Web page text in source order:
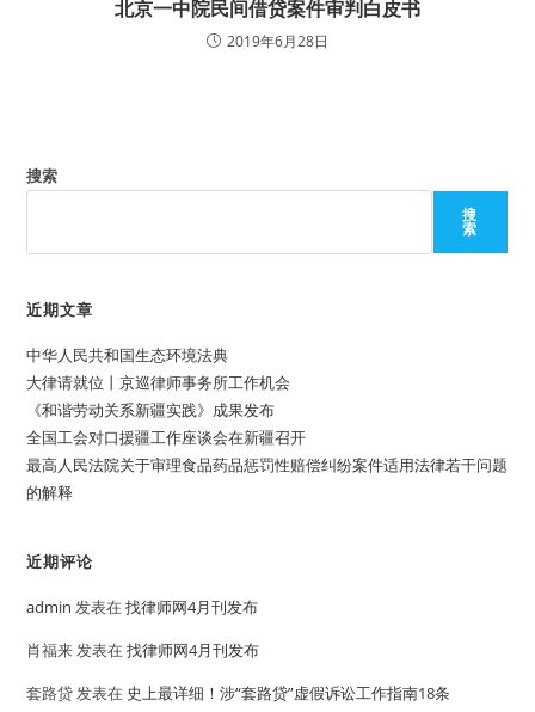
北京一中院民间借贷案件审判白皮书
2019年6月28日
搜索
搜
索
近期文章
中华人民共和国生态环境法典
大律请就位丨京巡律师事务所工作机会
《和谐劳动关系新疆实践》成果发布
全国工会对口援疆工作座谈会在新疆召开
最高人民法院关于审理食品药品惩罚性赔偿纠纷案件适用法律若干问题
的解释
近期评论
admin 发表在找律师网4月刊发布
肖福来发表在找律师网4月刊发布
套路贷发表在 史上最详细！涉“套路贷”虚假诉讼工作指南18条